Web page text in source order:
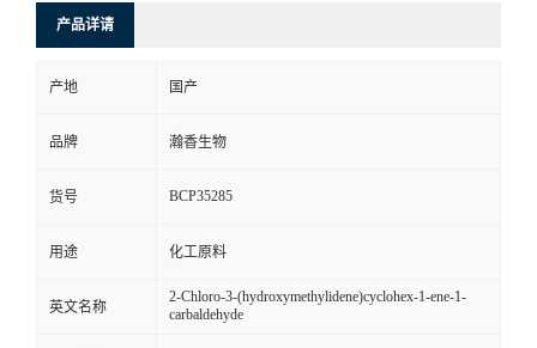
产品详请
产地 国产
品牌 瀚香生物
货号 BCP35285
用途 化工原料
英文名称
2-Chloro-3-(hydroxymethylidene)cyclohex-1-ene-1-
carbaldehyde